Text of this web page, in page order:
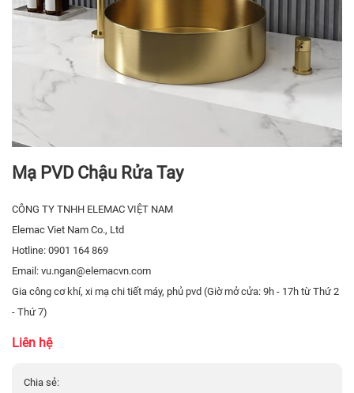
Mạ PVD Chậu Rửa Tay
CÔNG TY TNHH ELEMAC VIỆT NAM
Elemac Viet Nam Co., Ltd
Hotline: 0901 164 869
Email: vu.ngan@elemacvn.com
Gia công cơ khí, xi mạ chi tiết máy, phủ pvd (Giờ mở cửa: 9h - 17h từ Thứ 2
- Thứ 7)
Liên hệ
Chia sẻ: